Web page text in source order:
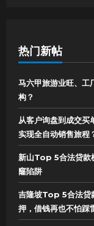
热门新帖
马六甲旅游业旺、
构？
从客户询盘到成交
实现全自动销售旅程
新山Top 5合法贷款
窿陷阱
吉隆坡Top 5合法贷
押，借钱再也不怕踩